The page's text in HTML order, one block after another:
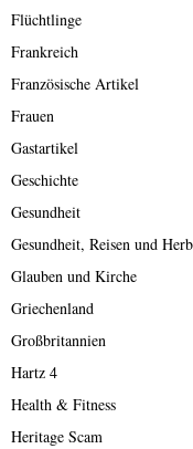
Flüchtlinge
Frankreich
Französische Artikel
Frauen
Gastartikel
Geschichte
Gesundheit
Gesundheit, Reisen und
Glauben und Kirche
Griechenland
Großbritannien
Hartz 4
Health & Fitness
Heritage Scam